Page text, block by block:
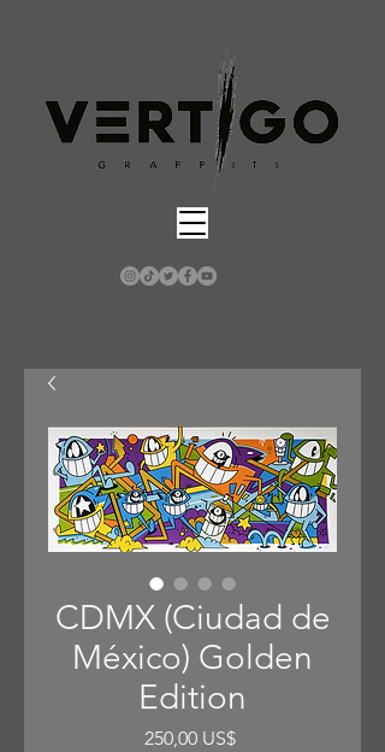
CDMX (Ciudad de
México) Golden
Edition
250,00 US$Precio